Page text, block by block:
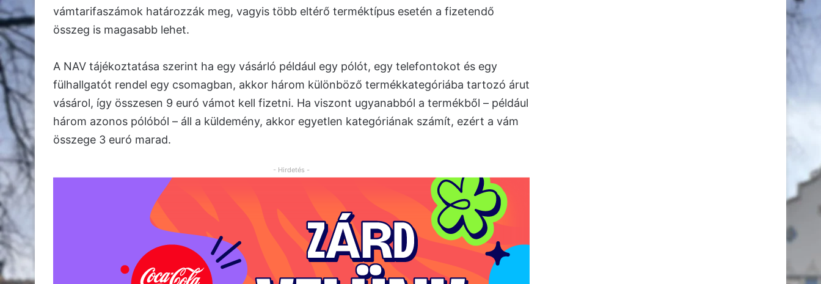
vámtarifaszámok határozzák meg, vagyis több eltérő terméktípus esetén a fizetendő
összeg is magasabb lehet.
A NAV tájékoztatása szerint ha egy vásárló például egy pólót, egy telefontokot és egy
fülhallgatót rendel egy csomagban, akkor három különböző termékkategóriába tartozó árut
vásárol, így összesen 9 euró vámot kell fizetni. Ha viszont ugyanabból a termékből – például
három azonos pólóból – áll a küldemény, akkor egyetlen kategóriának számít, ezért a vám
összege 3 euró marad.
- Hirdetés -